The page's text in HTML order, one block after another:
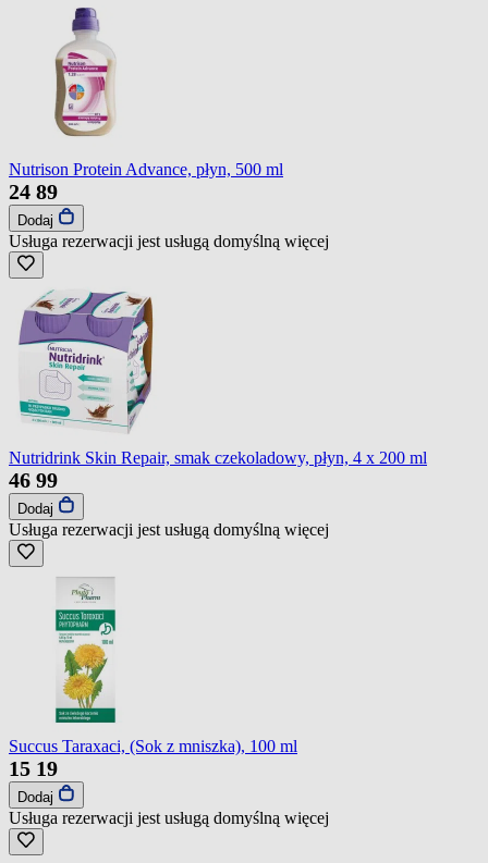
Nutrison Protein Advance, płyn, 500 ml
24 89
Dodaj
Usługa rezerwacji jest usługą domyślną więcej
Nutridrink Skin Repair, smak czekoladowy, płyn, 4 x 200 ml
46 99
Dodaj
Usługa rezerwacji jest usługą domyślną więcej
Succus Taraxaci, (Sok z mniszka), 100 ml
15 19
Dodaj
Usługa rezerwacji jest usługą domyślną więcej